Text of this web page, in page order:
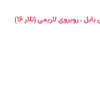
، روبروی لاریمی (تلار ۱۶)